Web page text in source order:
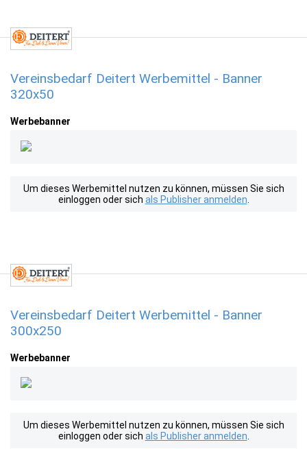
Vereinsbedarf Deitert Werbemittel - Banner
320x50
Werbebanner
Um dieses Werbemittel nutzen zu können, müssen Sie sich
einloggen oder sich als Publisher anmelden
Vereinsbedarf Deitert Werbemittel - Banner
300x250
Werbebanner
Um dieses Werbemittel nutzen zu können, müssen Sie sich
einloggen oder sich als Publisher anmelden